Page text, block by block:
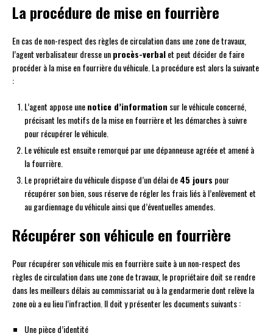
La procédure de mise en fourrière
En cas de non-respect des règles de circulation dans une zone de travaux,
l’agent verbalisateur dresse unprocès-verbalet peut décider de faire
procéder à la mise en fourrière du véhicule. La procédure est alors la suivante
:
L’agent appose unenotice d’information sur le véhicule concerné,
précisant les motifs de la mise en fourrière et les démarches à suivre
pour récupérer le véhicule.
Le véhicule est ensuite remorqué par une dépanneuse agréée et amené à
la fourrière.
Le propriétaire du véhicule dispose d’un délai de45 jours pour
récupérer son bien, sous réserve de régler les frais liés à l’enlèvement et
au gardiennage du véhicule ainsi que d’éventuelles amendes.
Récupérer son véhicule en fourrière
Pour récupérer son véhicule mis en fourrière suite à un non-respect des
règles de circulation dans une zone de travaux, le propriétaire doit se rendre
dans les meilleurs délais au commissariat ou à la gendarmerie dont relève la
zone où a eu lieu l’infraction. Il doit y présenter les documents suivants :
Une pièce d’identité